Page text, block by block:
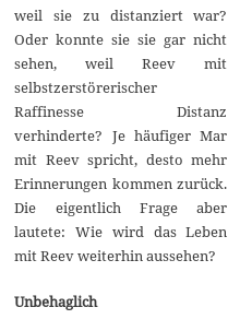
weil sie zu distanziert war?
Oder konnte sie sie gar nicht
sehen, weil Reev mit
selbstzerstörerischer
Raffinesse Distanz
verhinderte? Je häufiger Mar
mit Reev spricht, desto mehr
Erinnerungen kommen zurück.
Die eigentlich Frage aber
lautete: Wie wird das Leben
mit Reev weiterhin aussehen?
Unbehaglich